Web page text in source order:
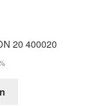
20 400020